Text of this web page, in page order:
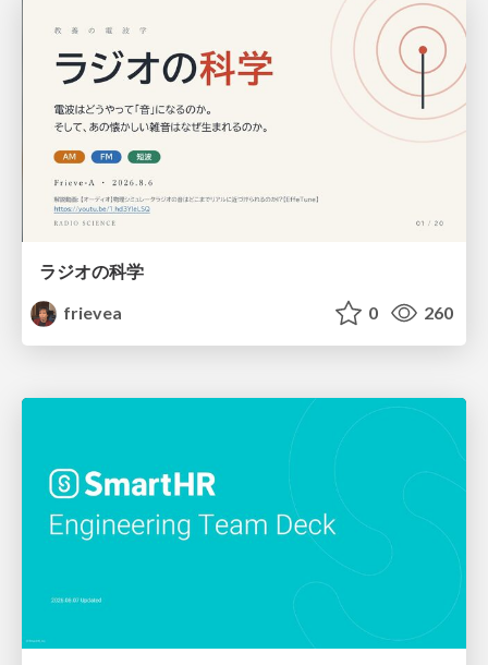
ラジオの科学
frievea
0 260